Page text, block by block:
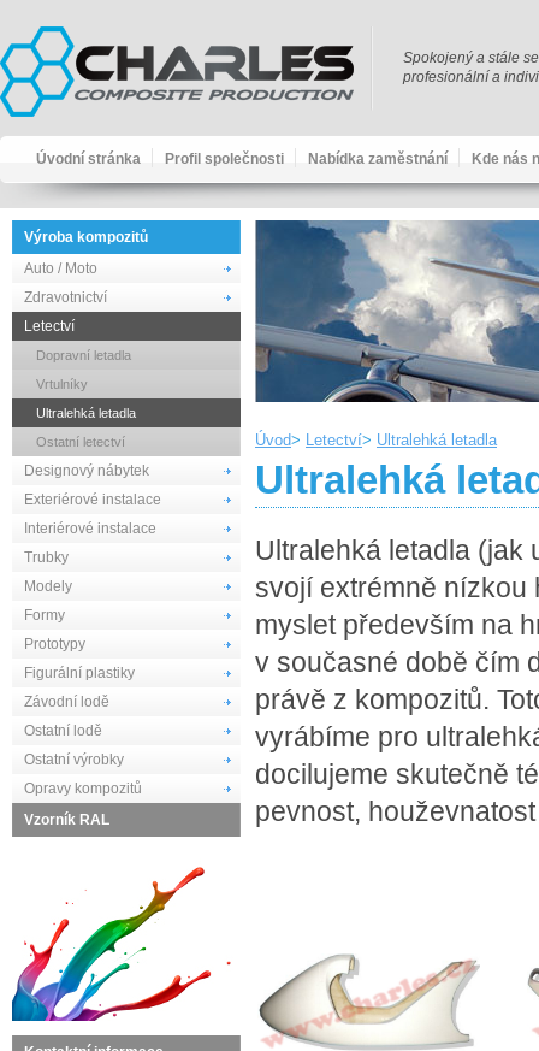
Spokojený a stále
profesionální a
Úvodní stránka Profil společnosti Nabídka zaměstnání Kde nás
Výroba kompozitů
Auto / Moto
Zdravotnictví
Letectví
Dopravní letadla
Vrtulníky
Ultralehká letadla
Ostatní letectví
Designový nábytek
Exteriérové instalace
Interiérové instalace
Trubky
Modely
Formy
Prototypy
Figurální plastiky
Závodní lodě
Ostatní lodě
Ostatní výrobky
Opravy kompozitů
Vzorník RAL
Úvod Letectví Ultralehká letadla
Ultralehká
Ultralehká letadla (jak
svojí extrémně nízkou
myslet především na
v současné době čím
právě z kompozitů.
vyrábíme pro
docilujeme skutečně
pevnost,